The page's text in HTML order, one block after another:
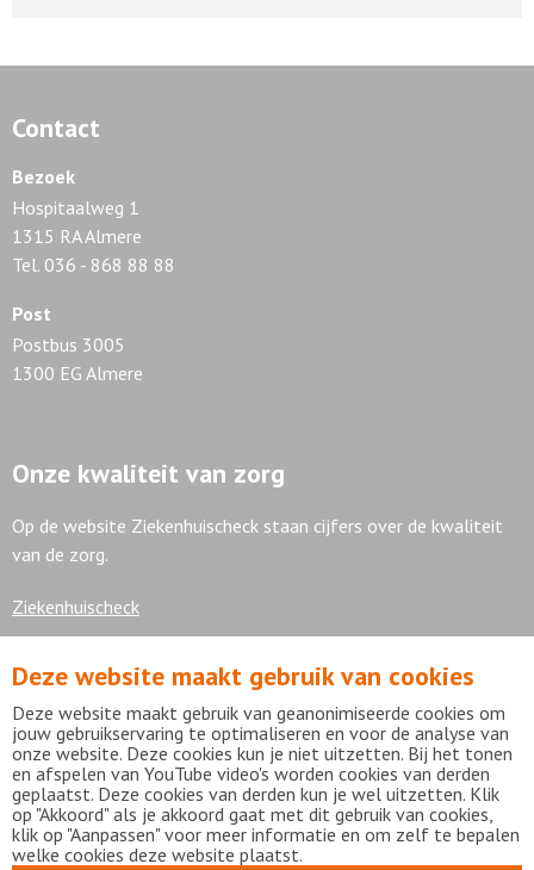
Contact
Bezoek
Hospitaalweg 1
1315 RA Almere
Tel. 036 - 868 88 88
Post
Postbus 3005
1300 EG Almere
Onze kwaliteit van zorg
Op de website Ziekenhuischeck staan cijfers over de kwaliteit
van de zorg.
Ziekenhuischeck
7,9
Bekijk alle waarderingen
Deze website maakt gebruik van cookies
Deze website maakt gebruik van geanonimiseerde cookies om
jouw gebruikservaring te optimaliseren en voor de analyse van
onze website. Deze cookies kun je niet uitzetten. Bij het tonen
en afspelen van YouTube video's worden cookies van derden
geplaatst. Deze cookies van derden kun je wel uitzetten. Klik
op "Akkoord" als je akkoord gaat met dit gebruik van cookies,
klik op "Aanpassen" voor meer informatie en om zelf te bepalen
welke cookies deze website plaatst.